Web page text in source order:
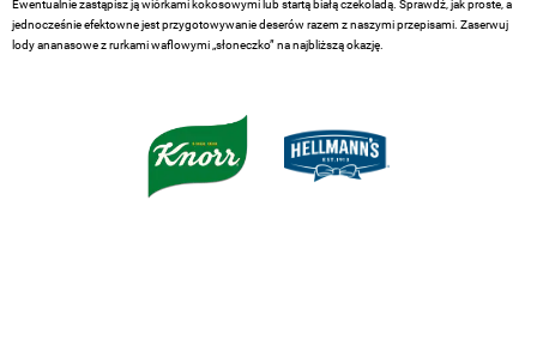
Ewentualnie zastąpisz ją wiórkami kokosowymi lub startą białą czekoladą. Sprawdź, jak proste, a
jednocześnie efektowne jest przygotowywanie deserów razem z naszymi przepisami. Zaserwuj
lody ananasowe z rurkami waflowymi „słoneczko” na najbliższą okazję.